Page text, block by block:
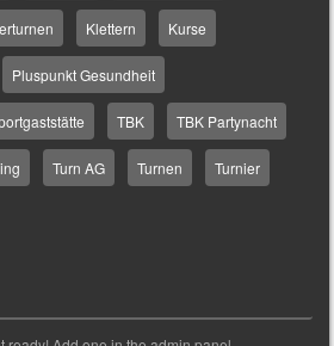
Klettern Kurse
Pluspunkt Gesundheit
TBK TBK Partynacht
Turn AG Turnen Turnier